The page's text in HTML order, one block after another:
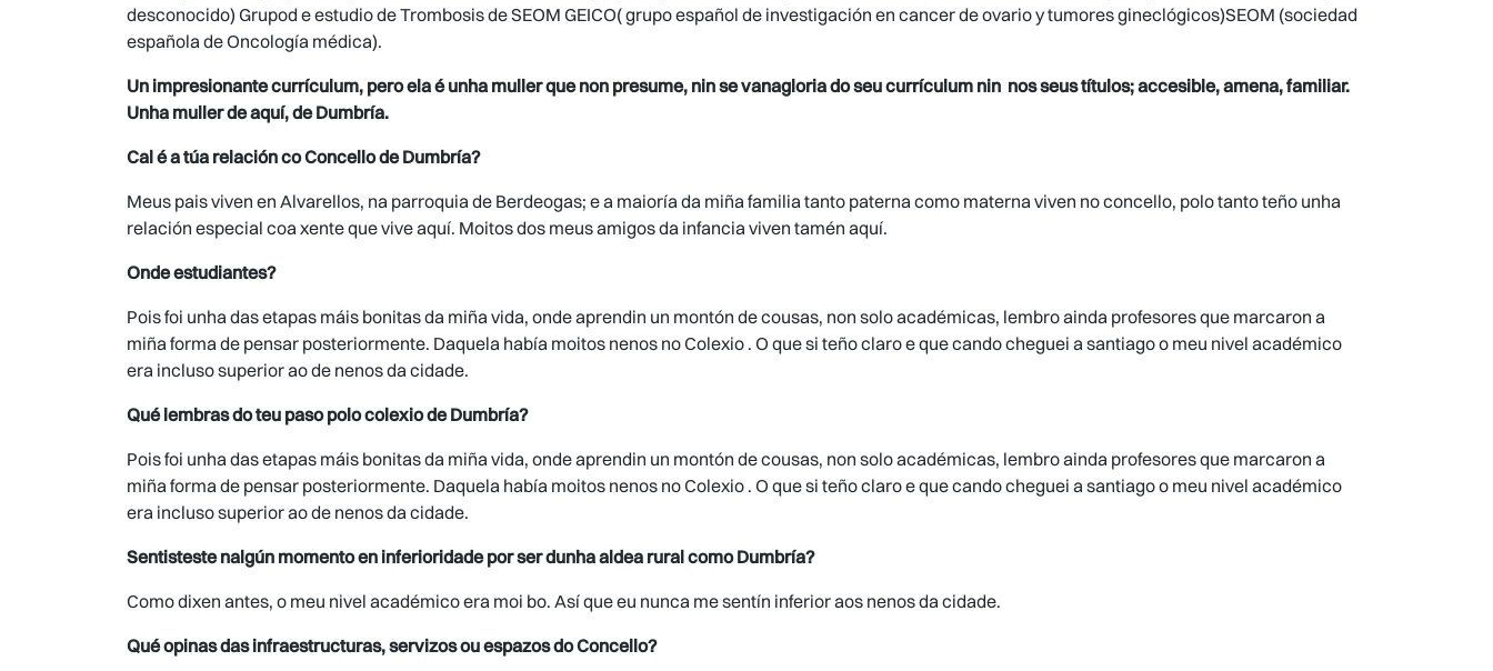
desconocido) Grupod e estudio de Trombosis de SEOM GEICO( grupo español de investigación en cancer de ovario y tumores gineclógicos)SEOM (sociedad
española de Oncología médica).
Un impresionante currículum, pero ela é unha muller que non presume, nin se vanagloria do seu currículum nin nos seus títulos; accesible, amena, familiar.
Unha muller de aquí, de Dumbría.
Cal é a túa relación co Concello de Dumbría?
Meus pais viven en Alvarellos, na parroquia de Berdeogas; e a maioría da miña familia tanto paterna como materna viven no concello, polo tanto teño unha
relación especial coa xente que vive aquí. Moitos dos meus amigos da infancia viven tamén aquí.
Onde estudiantes?
Pois foi unha das etapas máis bonitas da miña vida, onde aprendin un montón de cousas, non solo académicas, lembro ainda profesores que marcaron a
miña forma de pensar posteriormente. Daquela había moitos nenos no Colexio . O que si teño claro e que cando cheguei a santiago o meu nivel académico
era incluso superior ao de nenos da cidade.
Qué lembras do teu paso polo colexio de Dumbría?
Pois foi unha das etapas máis bonitas da miña vida, onde aprendin un montón de cousas, non solo académicas, lembro ainda profesores que marcaron a
miña forma de pensar posteriormente. Daquela había moitos nenos no Colexio . O que si teño claro e que cando cheguei a santiago o meu nivel académico
era incluso superior ao de nenos da cidade.
Sentisteste nalgún momento en inferioridade por ser dunha aldea rural como Dumbría?
Como dixen antes, o meu nivel académico era moi bo. Así que eu nunca me sentín inferior aos nenos da cidade.
Qué opinas das infraestructuras, servizos ou espazos do Concello?